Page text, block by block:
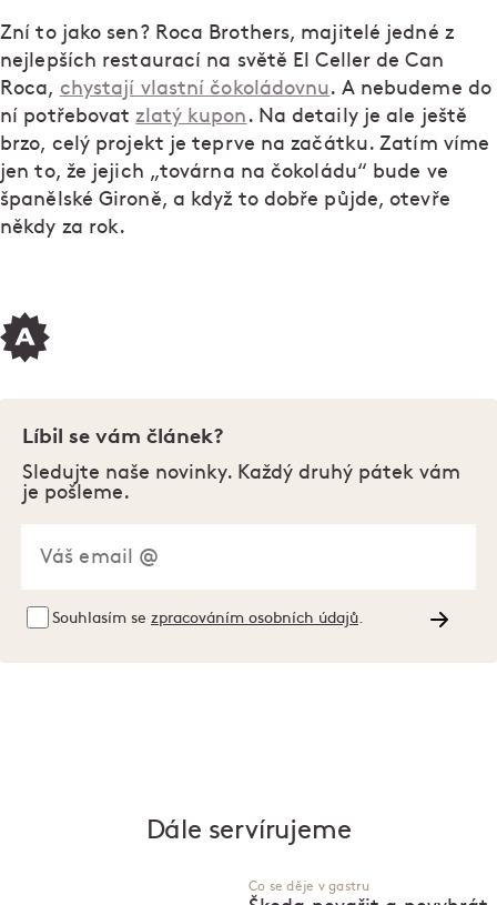
Zní to jako sen? Roca Brothers, majitelé jedné z
nejlepších restaurací na světě El Celler de Can
Roca, chystají vlastní čokoládovnu. A nebudeme do
ní potřebovatzlatý kupon . Na detaily je ale ještě
brzo, celý projekt je teprve na začátku. Zatím víme
jen to, že jejich „továrna na čokoládu“ bude ve
španělské Gironě, a když to dobře půjde, otevře
někdy za rok.
Líbil se vám článek?
Sledujte naše novinky. Každý druhý pátek vám
je pošleme.
Souhlasím se zpracováním osobních údajů
Dále servírujeme
Co se děje v gastru